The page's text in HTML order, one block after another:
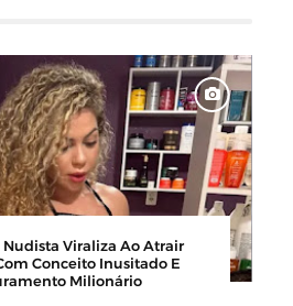
Pode Herdar Até US$ 100
Fortuna De Jeffrey Epstein,
Documentos Dos EUA